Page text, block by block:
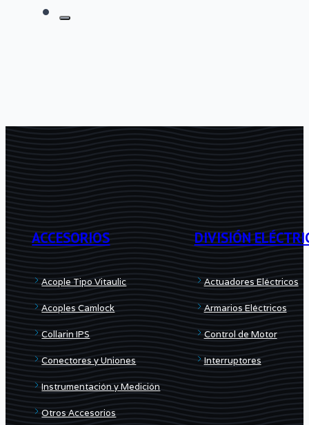
ACCESORIOS
Acople Tipo Vitaulic
Acoples Camlock
Collarin IPS
Conectores y Uniones
Instrumentación y Medición
Otros Accesorios
DIVISIÓN
Actuadores Eléctricos
Armarios Eléctricos
Control de Motor
Interruptores